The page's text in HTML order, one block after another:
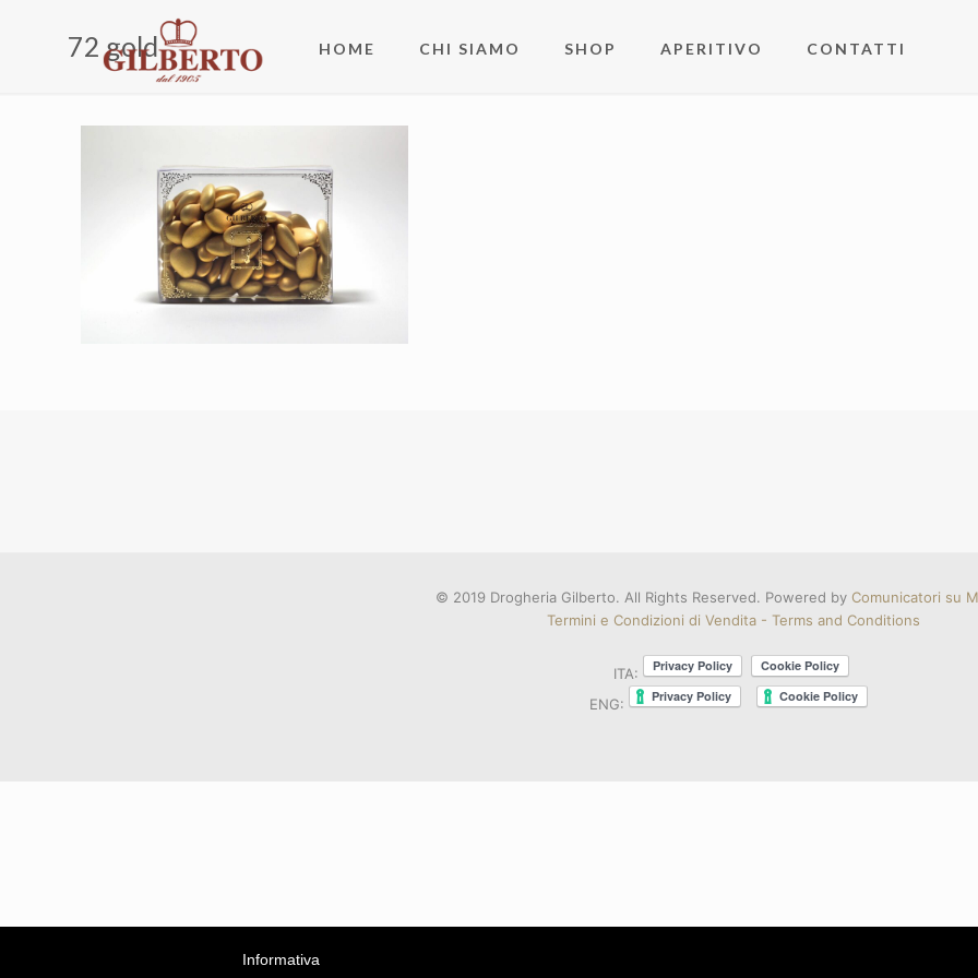
HOME CHI SIAMO SHOP APERITIVO CONTATTI
72 gold
© 2019 Drogheria Gilberto. All Rights Reserved. Powered by Comunicatori su
Termini e Condizioni di Vendita - Terms and Conditions
ITA:
ENG:
Informativa